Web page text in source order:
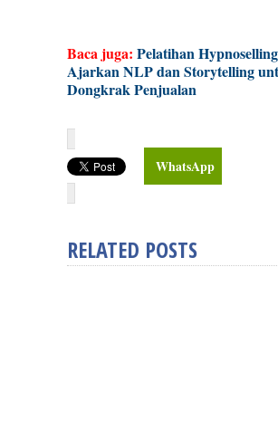
Baca juga: Pelatihan
Ajarkan NLP dan Storytelling
Dongkrak Penjualan
WhatsApp
RELATED POSTS